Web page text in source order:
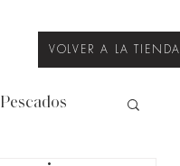
VOLVER A LA TIENDA
Pescados